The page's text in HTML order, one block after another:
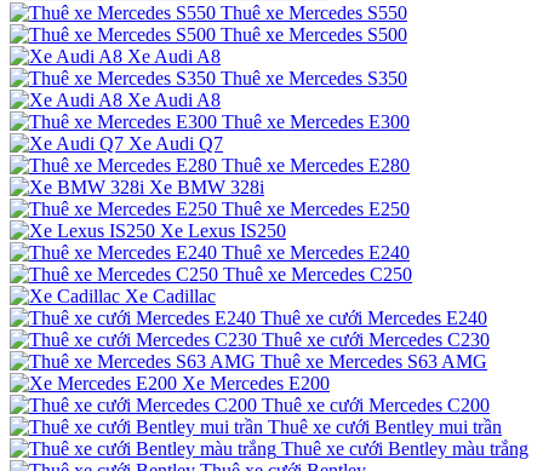
Thuê xe Mercedes S550
Thuê xe Mercedes S500
Xe Audi A8
Thuê xe Mercedes S350
Xe Audi A8
Thuê xe Mercedes E300
Xe Audi Q7
Thuê xe Mercedes E280
Xe BMW 328i
Thuê xe Mercedes E250
Xe Lexus IS250
Thuê xe Mercedes E240
Thuê xe Mercedes C250
Xe Cadillac
Thuê xe cưới Mercedes E240
Thuê xe cưới Mercedes C230
Thuê xe Mercedes S63 AMG
Xe Mercedes E200
Thuê xe cưới Mercedes C200
Thuê xe cưới Bentley mui trần
Thuê xe cưới Bentley màu trắng